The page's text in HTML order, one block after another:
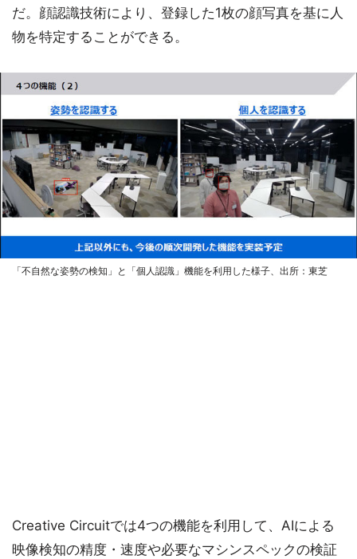
だ。顔認識技術により、登録した1枚の顔写真を基に人
物を特定することができる。
「不自然な姿勢の検知」と「個人認識」機能を利用した様子、出所：東芝
Creative Circuitでは4つの機能を利用して、AIによる
映像検知の精度・速度や必要なマシンスペックの検証